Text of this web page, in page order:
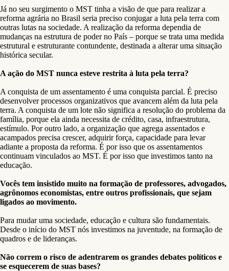
Já no seu surgimento o MST tinha a visão de que para realizar a
reforma agrária no Brasil seria preciso conjugar a luta pela terra com
outras lutas na sociedade. A realização da reforma dependia de
mudanças na estrutura de poder no País – porque se trata uma medida
estrutural e estruturante contundente, destinada a alterar uma situação
histórica secular.
A ação do MST nunca esteve restrita à luta pela terra?
A conquista de um assentamento é uma conquista parcial. É preciso
desenvolver processos organizativos que avancem além da luta pela
terra. A conquista de um lote não significa a resolução do problema da
família, porque ela ainda necessita de crédito, casa, infraestrutura,
estímulo. Por outro lado, a organização que agrega assentados e
acampados precisa crescer, adquirir força, capacidade para levar
adiante a proposta da reforma. É por isso que os assentamentos
continuam vinculados ao MST. É por isso que investimos tanto na
educação.
Vocês tem insistido muito na formação de professores, advogados,
agrônomos economistas, entre outros profissionais, que sejam
ligados ao movimento.
Para mudar uma sociedade, educação e cultura são fundamentais.
Desde o início do MST nós investimos na juventude, na formação de
quadros e de lideranças.
Não correm o risco de adentrarem os grandes debates políticos e
se esquecerem de suas bases?